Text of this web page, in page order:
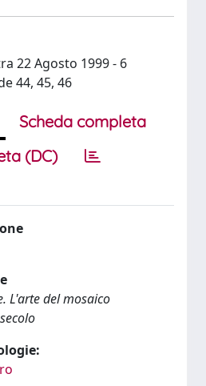
22 Agosto 1999 - 6
44, 45, 46
Scheda completa
(DC)
L'arte del mosaico